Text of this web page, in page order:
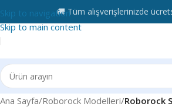
Skip to navigation
Skip to main content
🚚 Tüm alışverişlerinizde
Ana Sayfa Roborock Modelleri Roborock